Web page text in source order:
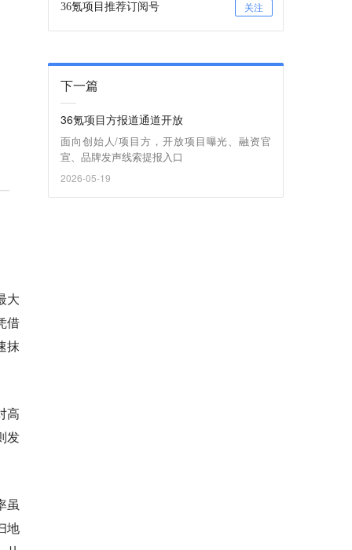
大
借
抹
高
发
虽
地
36氪项目推荐订阅号 关注
下一篇
36氪项目方报道通道开放
面向创始人/项目方，开放项目曝光、融资官
宣、品牌发声线索提报入口
2026-05-19